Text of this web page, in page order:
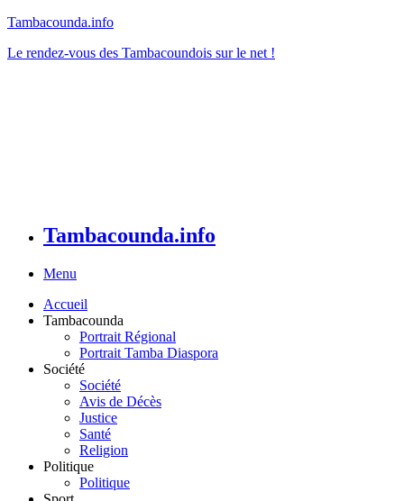
Tambacounda.info
Le rendez-vous des Tambacoundois sur le net !
Tambacounda.info
Menu
Accueil
Tambacounda
Portrait Régional
Portrait Tamba Diaspora
Société
Société
Avis de Décès
Justice
Santé
Religion
Politique
Politique